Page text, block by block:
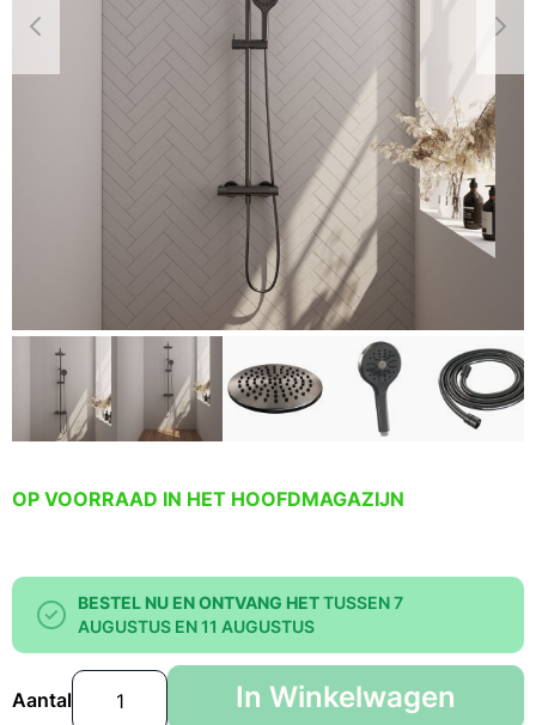
OP VOORRAAD IN HET HOOFDMAGAZIJN
BESTEL NU EN ONTVANG HETTUSSEN 7
AUGUSTUS EN 11 AUGUSTUS
Aantal In Winkelwagen